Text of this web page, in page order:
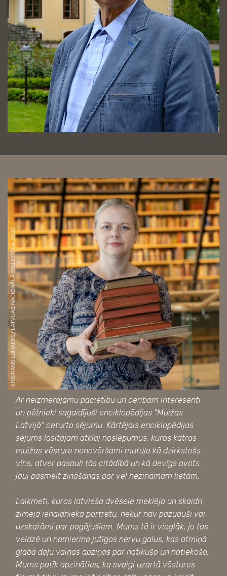
Ar neizmērojamu pacietību un cerībām interesenti
un pētnieki sagaidījuši enciklopēdijas “Muižas
Latvijā” ceturto sējumu. Kārtējais enciklopēdijas
sējums lasītājam atklāj noslēpumus, kuros katras
muižas vēsture nenovēršami mutuļo kā dzirkstošs
vīns, atver pasauli tās citādībā un kā devīgs avots
ļauj pasmelt zināšanas par vēl nezināmām lietām.
Laikmeti, kuros latvieša dvēsele meklēja un skaidri
zīmēja ienaidnieka portretu, nekur nav pazuduši vai
uzskatāmi par pagājušiem. Mums tā ir vieglāk, jo tas
veldzē un nomierina jutīgos nervu galus, kas atmiņā
glabā daļu vainas apziņas par notikušo un notiekošo.
Mums patīk apzināties, ka svaigi uzartā vēstures